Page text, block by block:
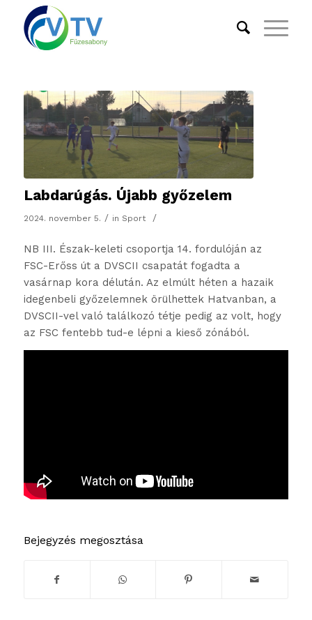
Labdarúgás. Újabb győzelem
2024. november 5. / in Sport /
NB III. Észak-keleti csoportja 14. fordulóján az
FSC-Erőss út a DVSCII csapatát fogadta a
vasárnap kora délután. Az elmúlt héten a hazaik
idegenbeli győzelemnek örülhettek Hatvanban, a
DVSCII-vel való találkozó tétje pedig az volt, hogy
az FSC fentebb tud-e lépni a kieső zónából.
Bejegyzés megosztása